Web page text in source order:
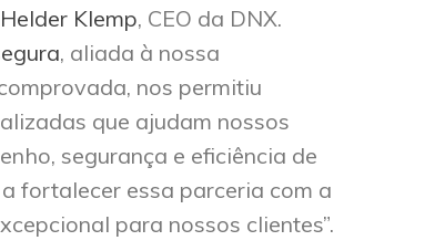
Helder Klemp, CEO da DNX.
, aliada à nossa
nos permitiu
que ajudam nossos
segurança e eficiência de
fortalecer essa parceria com a
para nossos clientes”.